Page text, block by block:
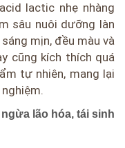
lactic nhẹ nhàng
sâu nuôi dưỡng làn
mịn, đều màu và
cũng kích thích quá
tự nhiên, mang lại
lão hóa, tái sinh